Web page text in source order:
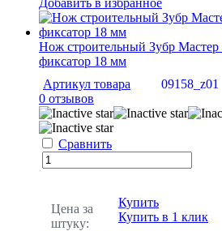
Нож строительный Зубр
фиксатор 18 мм
Артикул товара
09158_z01
0 отзывов
Сравнить
Цена за
штуку:
Купить
Купить в 1 клик